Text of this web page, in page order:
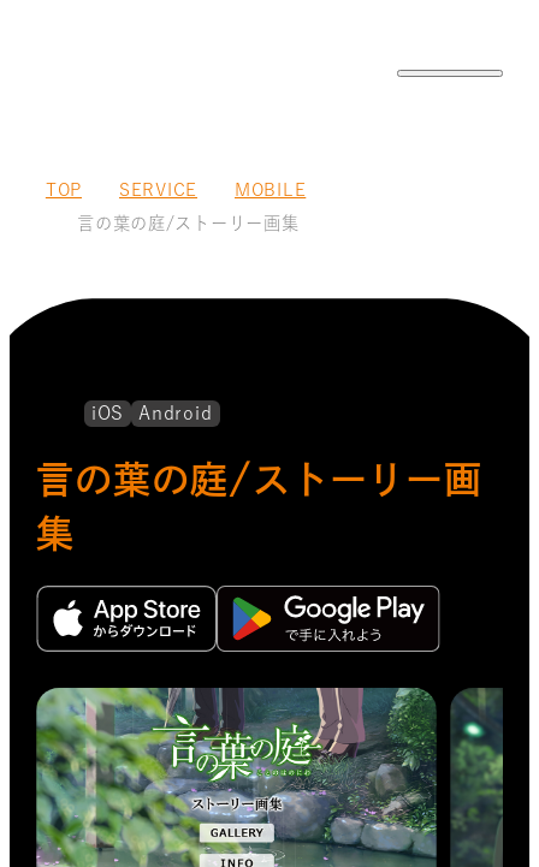
TOP SERVICE
MOBILE
言の葉の庭/ストーリー画集
iOS Android
言の葉の庭/ストーリー画
集